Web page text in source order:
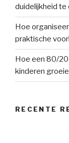
duidelijkheid te
Hoe
praktische
Hoe een 80/
kinderen
RECENTE